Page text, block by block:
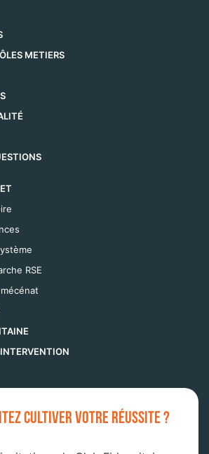
METIERS
RSE
CULTIVER VOTRE RÉUSSITE ?